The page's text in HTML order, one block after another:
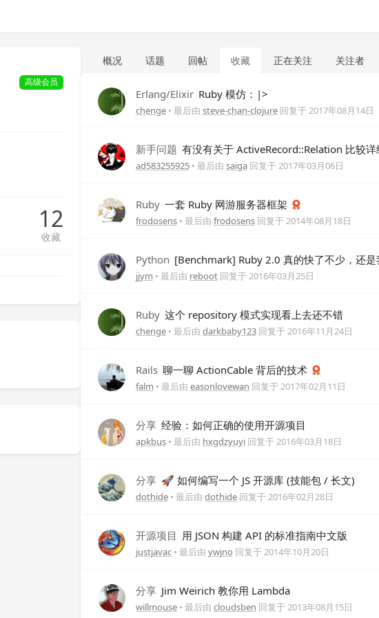
高级会员
12
收藏
概况 话题 回帖 收藏 正在关注 关注者
Erlang/Elixir Ruby 模仿：|>
chenge • 最后由 steve-chan-clojure回复于2017年08月14日
新手问题 有没有关于 ActiveRecord::Relation 比较
ad583255925 • 最后由 saiga回复于2017年03月06日
Ruby 一套 Ruby 网游服务器框架
frodosens • 最后由 frodosens回复于2014年08月18日
Python [Benchmark] Ruby 2.0 真的快了不少，还
jjym • 最后由 reboot回复于2016年03月25日
Ruby 这个 repository 模式实现看上去还不错
chenge • 最后由 darkbaby123回复于2016年11月24日
Rails 聊一聊 ActionCable 背后的技术
falm • 最后由 easonlovewan 回复于2017年02月11日
分享 经验：如何正确的使用开源项目
apkbus • 最后由 hxgdzyuyi回复于2016年03月18日
分享 🚀 如何编写一个 JS 开源库 (技能包 / 长文)
dothide • 最后由 dothide回复于2016年02月28日
开源项目 用 JSON 构建 API 的标准指南中文版
justjavac • 最后由 ywjno 回复于2014年10月20日
分享 Jim Weirich 教你用 Lambda
willmouse • 最后由 cloudsben 回复于2013年08月15日